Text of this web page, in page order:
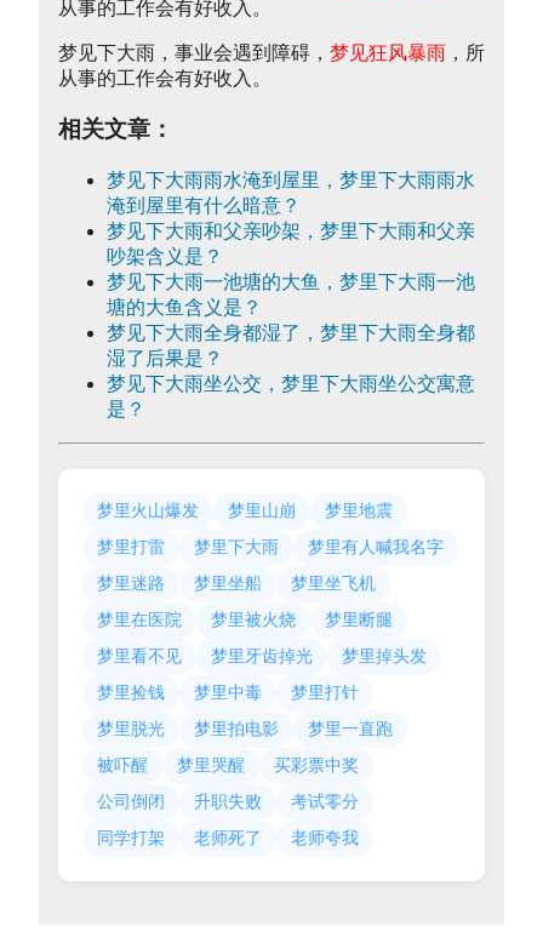
从事的工作会有好收入。
梦见下大雨，事业会遇到障碍， 梦见狂风暴雨 ，所
从事的工作会有好收入。
相关文章：
梦见下大雨雨水淹到屋里，梦里下大雨雨水
淹到屋里有什么暗意？
梦见下大雨和父亲吵架，梦里下大雨和父亲
吵架含义是？
梦见下大雨一池塘的大鱼，梦里下大雨一池
塘的大鱼含义是？
梦见下大雨全身都湿了，梦里下大雨全身都
湿了后果是？
梦见下大雨坐公交，梦里下大雨坐公交寓意
是？
梦里火山爆发 梦里山崩
梦里地震
梦里打雷
梦里下大雨
梦里有人喊我名字
梦里迷路
梦里坐船
梦里坐飞机
梦里在医院
梦里被火烧
梦里断腿
梦里看不见
梦里牙齿掉光
梦里掉头发
梦里捡钱
梦里中毒
梦里打针
梦里脱光
梦里拍电影
梦里一直跑
被吓醒
梦里哭醒
买彩票中奖
公司倒闭
升职失败
考试零分
同学打架
老师死了 老师夸我